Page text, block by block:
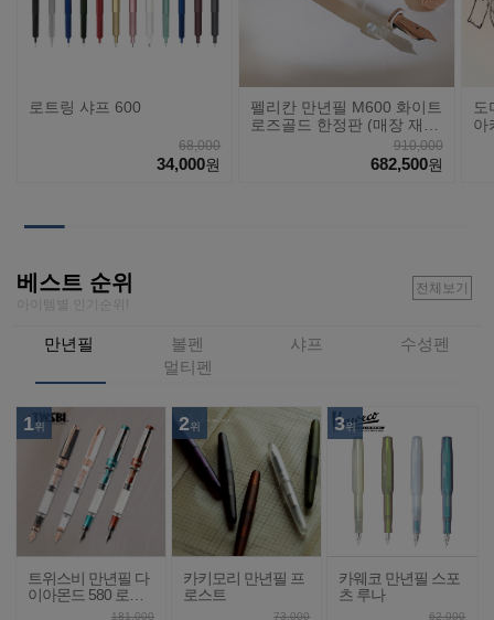
로트링 샤프 600
68,000
34,000원
펠리칸 만년필 M600 화이트
로즈골드 한정판 (매장 재
910,000
682,500원
도
아
베스트 순위
아이템별 인기순위!
전체보기
만년필
볼펜
멀티펜
샤프 수성펜
1위
트위스비 만년필 다
이아몬드 580 로즈
181,000
2위
카키모리 만년필 프
로스트
73,000
3위
카웨코 만년필 스포
츠 루나
62,000